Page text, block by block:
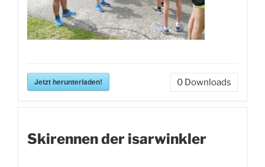
Jetzt herunterladen! 0 Downloads
Skirennen der isarwinkler